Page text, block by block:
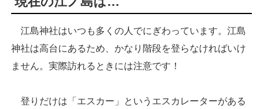
江島神社はいつも多くの人でにぎわっています。江島
神社は高台にあるため、かなり階段を登らなければいけ
ません。実際訪れるときには注意です！
登りだけは「エスカー」というエスカレーターがある